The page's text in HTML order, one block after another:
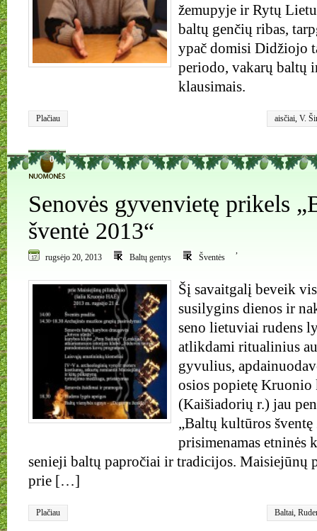
žemupyje ir Rytų
baltų genčių ribas,
ypač domisi Didžiojo
periodo, vakarų baltų
klausimais.
Plačiau aisčiai, V.
0
Senovės gyvenvietę prikels
šventė 2013“
rugsėjo 20, 2013 Baltų gentys
,
Šventės
Šį savaitgalį beveik
susilygins dienos ir
seno lietuviai rudens
atlikdami ritualinius
gyvulius,
osios popietę Kruonio
(Kaišiadorių r.) jau
„Baltų kultūros
prisimenamas etninės
senieji baltų papročiai ir tradicijos. Maisiejūnų
prie […]
Plačiau Baltai,